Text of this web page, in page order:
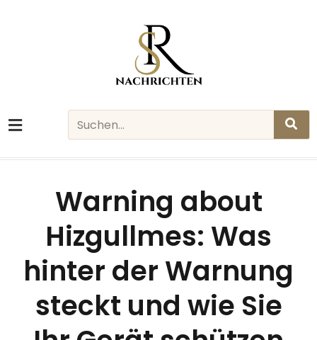
Warning about
Hizgullmes: Was
hinter der Warnung
steckt und wie Sie